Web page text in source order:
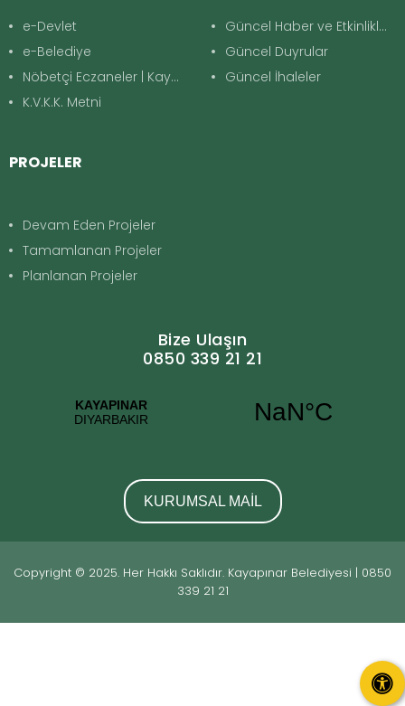
e-Devlet
e-Belediye
Nöbetçi Eczaneler | Kayapınar
K.V.K.K. Metni
Güncel Haber ve Etkinlikler
Güncel Duyrular
Güncel İhaleler
PROJELER
Devam Eden Projeler
Tamamlanan Projeler
Planlanan Projeler
Bize Ulaşın
0850 339 21 21
KURUMSAL MAİL
Copyright © 2025. Her Hakkı Saklıdır. Kayapınar Belediyesi | 0850
339 21 21